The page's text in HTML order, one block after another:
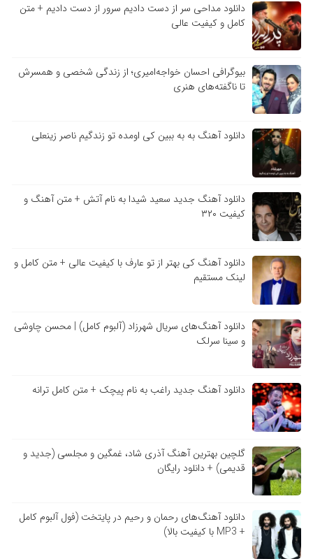
دانلود مداحی سر از دست دادیم سرور از دست دادیم + متن
کامل و کیفیت عالی
بیوگرافی احسان خواجه‌امیری؛ از زندگی شخصی و همسرش
تا ناگفته‌های هنری
دانلود آهنگ به به ببین کی اومده تو زندگیم ناصر زینعلی
دانلود آهنگ جدید سعید شیدا به نام آتش + متن آهنگ و
کیفیت ۳۲۰
دانلود آهنگ کی بهتر از تو عارف با کیفیت عالی + متن کامل و
لینک مستقیم
دانلود آهنگ‌های سریال شهرزاد (آلبوم کامل) | محسن چاوشی
و سینا سرلک
دانلود آهنگ جدید راغب به نام پیچک + متن کامل ترانه
گلچین بهترین آهنگ آذری شاد، غمگین و مجلسی (جدید و
قدیمی) + دانلود رایگان
دانلود آهنگ‌های رحمان و رحیم در پایتخت (فول آلبوم کامل
+ MP3 با کیفیت بالا)